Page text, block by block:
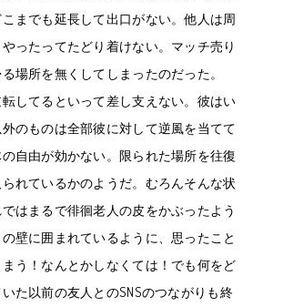
までも延長して出口がない。他人は周
ったってたどり着けない。マッチ売り
場所を無くしてしまったのだった。
してるといって差し支えない。彼はい
のものは全部彼に対して逆風を当てて
自由が効かない。限られた場所を往復
れているかのようだ。むろんそんな状
はまるで徘徊老人の皮をかぶったよう
壁に囲まれているように、思ったこと
う！なんとかしなくては！でも何をど
た以前の友人とのSNSのつながりも終